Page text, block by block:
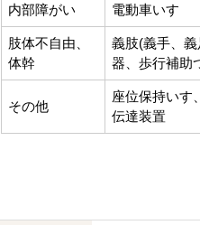
内部障がい 電動車いす
肢体不自由、
体幹
義肢(義手、
器、歩行補助
その他
座位保持いす
伝達装置